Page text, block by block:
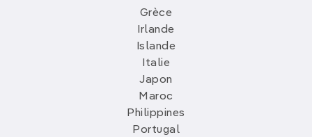
Grèce
Irlande
Islande
Italie
Japon
Maroc
Philippines
Portugal